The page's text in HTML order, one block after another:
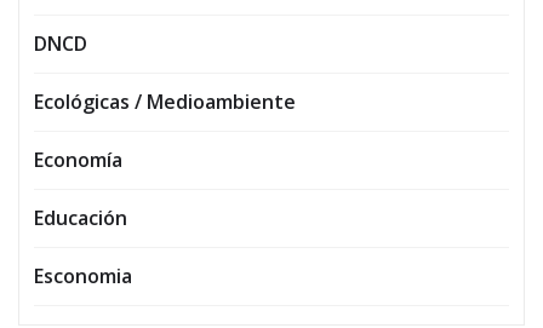
DNCD
Ecológicas / Medioambiente
Economía
Educación
Esconomia